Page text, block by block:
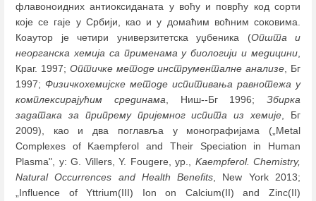
флавоноидних антиоксиданата у воћу и поврћу код сорти
које се гаје у Србији, као и у домаћим воћним соковима.
Коаутор је четири универзитетска уџбеника (Општа и
неорганска хемија са применама у биологији и медицини,
Краг. 1997; Оптичке методе инструменталне анализе, Бг
1997; Физичкохемијске методе испитивања равнотежа у
комплексирајућим срединама, Ниш--Бг 1996; Збирка
задатака за припрему пријемног испита из хемије, Бг
2009), као и два поглавља у монографијама („Metal
Complexes of Kaempferol and Their Speciation in Human
Plasma", у: G. Villers, Y. Fougere, ур., Kaempferol. Chemistry,
Natural Occurrences and Health Benefits, New York 2013;
„Influence of Yttrium(III) Ion on Calcium(II) and Zinc(II)